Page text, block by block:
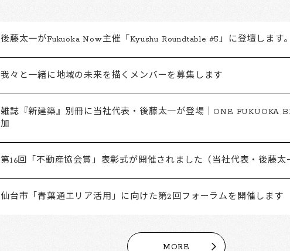
後藤太一がFukuoka Now主催「Kyushu Roundtable #5」に登壇します。
我々と一緒に地域の未来を描くメンバーを募集します
雑誌『新建築』別冊に当社代表・後藤太一が登場｜ONE FUKUOKA
加
第16回「不動産協会賞」表彰式が開催されました（当社代表・後藤太
仙台市「青葉通エリア活用」に向けた第2回フォーラムを開催します
MORE